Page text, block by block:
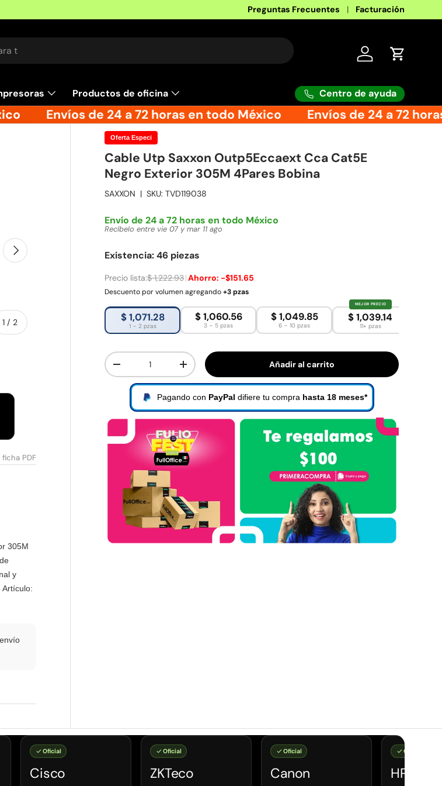
Factura 100% mexicana
Preguntas Frecuentes Facturación
Iniciar sesión
Carrito
Productos de oficina Centro de ayuda
Envíos de 24 a 72 horas en todo México Envíos de 24 a 72
1 / de
2
Siguiente
Oferta Especi
Cable Utp Saxxon Outp5Eccaext Cca Cat5E
Negro Exterior 305M 4Pares Bobina
SAXXON |SKU: TVD119038
Envío de 24 a 72 horas en todo México
Recíbelo entre vie 07 y mar 11 ago
Existencia: 46 piezas
Precio lista:$ 1,222.93|Ahorro: -$151.65
Descuento por volumen agregando+3 pzas
$ 1,071.28
1 – 2 pzas
$ 1,060.56
3 – 5 pzas
$ 1,049.85
6 – 10 pzas
MEJOR PRECIO
$ 1,039.14
11+ pzas
Cant.
Disminuir cantidadAumentar la cantidadAñadir al carrito
Pagando con PayPal difiere tu compra hasta 18 meses*
PDF
305M
y
Oficial
Cisco
Oficial
ZKTeco
Oficial
Canon
Oficial
HP